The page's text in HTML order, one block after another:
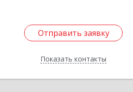
Отправить заявку
Показать контакты
Отправить заявку
Назад